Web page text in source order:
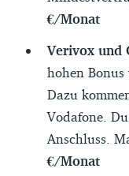
€/Monat
Verivox und
hohen Bonus
Dazu
Vodafone.
Anschluss.
€/Monat